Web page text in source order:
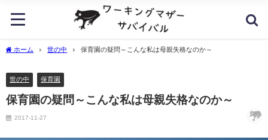
ホーム 世の中 保育園の疑問～こんな私は母親失格なのか～
世の中 保育園
保育園の疑問～こんな私は母親失格なのか～
2017-11-27